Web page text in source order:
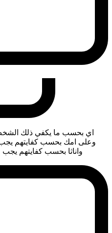
اي بحسب ما يكفي ذلك
وعلى امك بحسب كفايتهم يجب
واناثا بحسب كفايتهم يجب